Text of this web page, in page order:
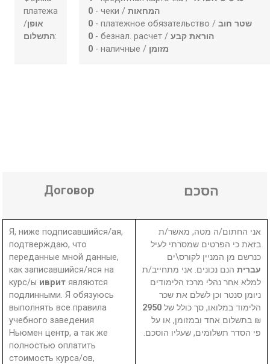
платежа
/אופן
התשלום:
0 - чеки /המחאות
0 - платежное обязательство /שטר חוב
0 - безнал. расчет /הוראת קבע
0 - наличные / מזומן
Договор הסכם
Я, ниже подписавшийся/ая,
подтверждаю, что
переданные мной данные,
как записавшийся/яся на
курс/ы ивритявляются
подлинными. Я обязуюсь
выполнять все правила
учебного заведения
Ньюмен центр, а так же
полностью оплатить
стоимость курса/ов,
אני החתום/ה מטה, מאשר/ת
בזאת כי הפרטים שמסרתי לעיל
כנרשם מן המניין לקורס\ים
עברית הנם נכונים. אני מתחייב/ת
למלא אחר נהלי מרכז הלימודים
ניומן סנטר וכן לשלם את שכר
הלימוד במלואו, סך כולל של 2950
₪ בתשלום אחד ובמזומן, או על
פי הסדר תשלומים, שעליו הוסכם.